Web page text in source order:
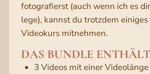
fotografierst (auch wenn ich es
lege), kannst du trotzdem einiges
Videokurs mitnehmen.
DAS BUNDLE
3 Videos mit einer Videolänge